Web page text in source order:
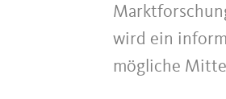
wird ein
mögliche